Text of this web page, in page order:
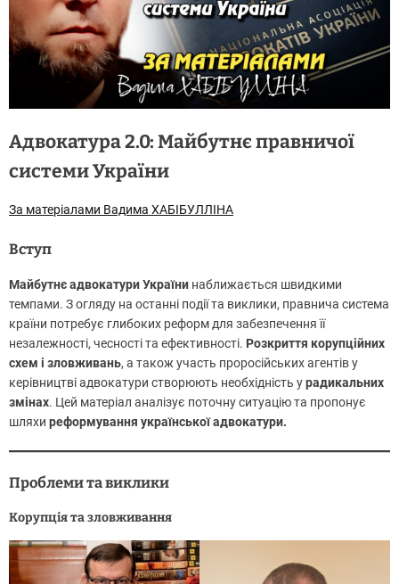
Адвокатура 2.0: Майбутнє правничої
системи України
За матеріалами Вадима ХАБІБУЛЛІНА
Вступ
Майбутнє адвокатури України наближається швидкими
темпами. З огляду на останні події та виклики, правнича система
країни потребує глибоких реформ для забезпечення її
незалежності, чесності та ефективності. Розкриття корупційних
схем і зловживань, а також участь проросійських агентів у
керівництві адвокатури створюють необхідність урадикальних
змінах. Цей матеріал аналізує поточну ситуацію та пропонує
шляхи реформування української адвокатури.
Проблеми та виклики
Корупція та зловживання